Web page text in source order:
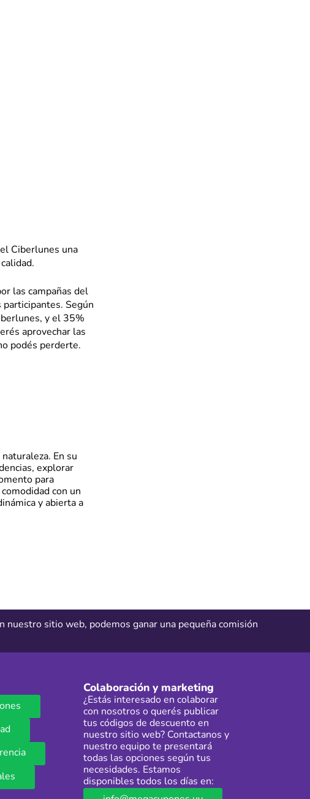
Ciberlunes una
las campañas del
Según
y el 35%
aprovechar las
podés perderte.
En su
explorar
para
con un
y abierta a
nuestro sitio web, podemos ganar una pequeña comisión
Colaboración y marketing
¿Estás interesado en colaborar
con nosotros o querés publicar
tus códigos de descuento en
nuestro sitio web? Contactanos y
nuestro equipo te presentará
todas las opciones según tus
necesidades. Estamos
disponibles todos los días en: